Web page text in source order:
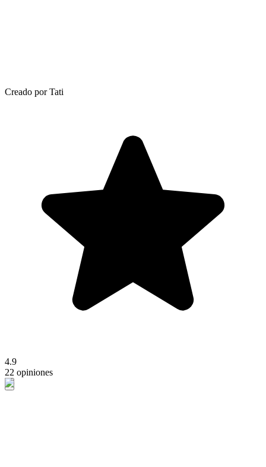
Creado por Tati
4.9
22 opiniones